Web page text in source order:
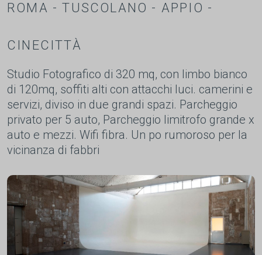
ROMA - TUSCOLANO - APPIO -
CINECITTÀ
Studio Fotografico di 320 mq, con limbo bianco
di 120mq, soffiti alti con attacchi luci. camerini e
servizi, diviso in due grandi spazi. Parcheggio
privato per 5 auto, Parcheggio limitrofo grande x
auto e mezzi. Wifi fibra. Un po rumoroso per la
vicinanza di fabbri